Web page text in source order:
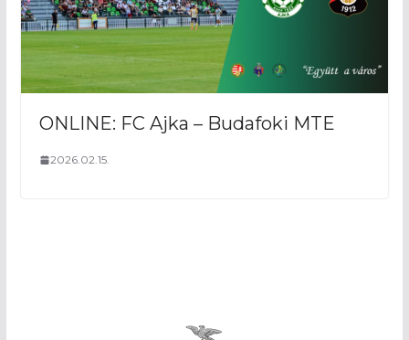
ONLINE: FC Ajka – Budafoki MTE
2026.02.15.